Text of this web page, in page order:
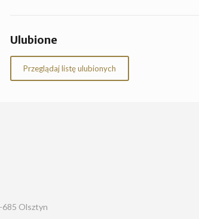
Ulubione
Przeglądaj listę ulubionych
685 Olsztyn